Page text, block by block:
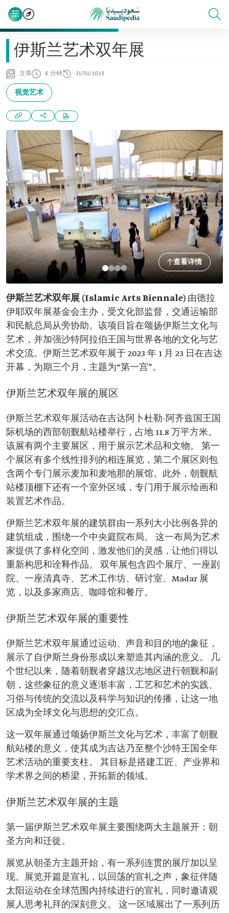
伊斯兰艺术双年展
文章 6 分钟 31/01/2023
视觉艺术
查看详情
伊斯兰艺术双年展 (Islamic Arts Biennale) 由德拉
伊耶双年展基金会主办，受文化部监督，交通运输部
和民航总局从旁协助。该项目旨在颂扬伊斯兰文化与
艺术，并加强沙特阿拉伯王国与世界各地的文化与艺
术交流。伊斯兰艺术双年展于 2023 年 1 月 23 日在吉达
开幕，为期三个月，主题为“第一宫”。
伊斯兰艺术双年展的展区
伊斯兰艺术双年展活动在吉达阿卜杜勒-阿齐兹国王国
际机场的西部朝觐航站楼举行，占地 11.8 万平方米。
该展有两个主要展区，用于展示艺术品和文物。 第一
个展区有多个线性排列的相连展览，第二个展区则包
含两个专门展示麦加和麦地那的展馆。此外，朝觐航
站楼顶棚下还有一个室外区域，专门用于展示绘画和
装置艺术作品。
伊斯兰艺术双年展的建筑群由一系列大小比例各异的
建筑组成，围绕一个中央庭院布局。 这一布局为艺术
家提供了多样化空间，激发他们的灵感，让他们得以
重新构思和诠释作品。 双年展包含四个展厅、一座剧
院、一座清真寺、艺术工作坊、研讨室、Madar 展
览，以及多家商店、咖啡馆和餐厅。
伊斯兰艺术双年展的重要性
伊斯兰艺术双年展通过运动、声音和目的地的象征，
展示了自伊斯兰身份形成以来塑造其内涵的意义。 几
个世纪以来，随着朝觐者穿越汉志地区进行朝觐和副
朝，这些象征的意义逐渐丰富，工艺和艺术的实践、
习俗与传统的交流以及科学与知识的传播，让这一地
区成为全球文化与思想的交汇点。
这一双年展通过颂扬伊斯兰文化与艺术，丰富了朝觐
航站楼的意义，使其成为吉达乃至整个沙特王国全年
艺术活动的重要支柱。 其目标是搭建工匠、产业界和
学术界之间的桥梁，开拓新的领域。
伊斯兰艺术双年展的主题
第一届伊斯兰艺术双年展主要围绕两大主题展开：朝
圣方向和迁徙。
展览从朝圣方主题开始，有一系列连贯的展厅加以呈
现。展览开篇是宣礼，以回荡的宣礼之声，象征伴随
太阳运动在全球范围内持续进行的宣礼，同时邀请观
展人思考礼拜的深刻意义。 这一区域展出了一系列历